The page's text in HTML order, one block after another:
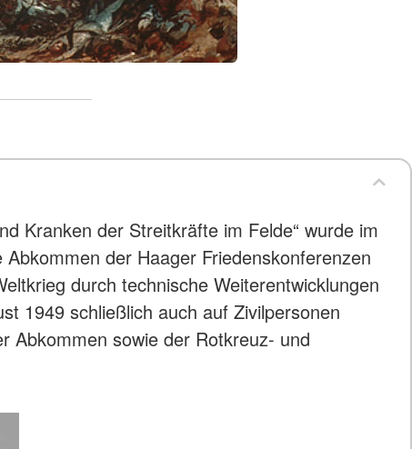
Kranken der Streitkräfte im Felde“ wurde im
der Haager Friedenskonferenzen
durch technische Weiterentwicklungen
1949 schließlich auch auf Zivilpersonen
Abkommen sowie der Rotkreuz- und